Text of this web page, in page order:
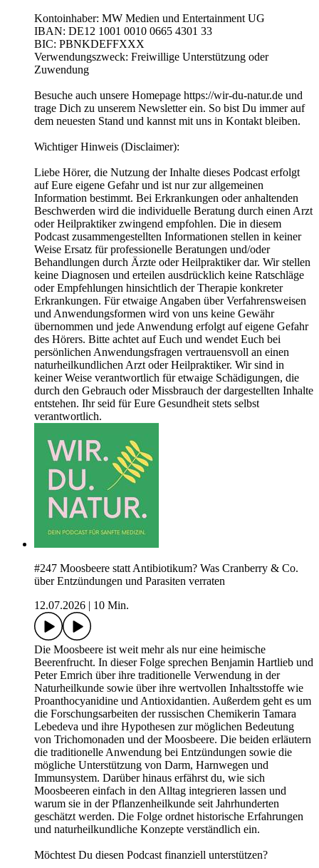
Kontoinhaber: MW Medien und Entertainment UG
IBAN: DE12 1001 0010 0665 4301 33
BIC: PBNKDEFFXXX
Verwendungszweck: Freiwillige Unterstützung oder
Zuwendung
Besuche auch unsere Homepage https://wir-du-natur.de und
trage Dich zu unserem Newsletter ein. So bist Du immer auf
dem neuesten Stand und kannst mit uns in Kontakt bleiben.
Wichtiger Hinweis (Disclaimer):
Liebe Hörer, die Nutzung der Inhalte dieses Podcast erfolgt
auf Eure eigene Gefahr und ist nur zur allgemeinen
Information bestimmt. Bei Erkrankungen oder anhaltenden
Beschwerden wird die individuelle Beratung durch einen Arzt
oder Heilpraktiker zwingend empfohlen. Die in diesem
Podcast zusammengestellten Informationen stellen in keiner
Weise Ersatz für professionelle Beratungen und/oder
Behandlungen durch Ärzte oder Heilpraktiker dar. Wir stellen
keine Diagnosen und erteilen ausdrücklich keine Ratschläge
oder Empfehlungen hinsichtlich der Therapie konkreter
Erkrankungen. Für etwaige Angaben über Verfahrensweisen
und Anwendungsformen wird von uns keine Gewähr
übernommen und jede Anwendung erfolgt auf eigene Gefahr
des Hörers. Bitte achtet auf Euch und wendet Euch bei
persönlichen Anwendungsfragen vertrauensvoll an einen
naturheilkundlichen Arzt oder Heilpraktiker. Wir sind in
keiner Weise verantwortlich für etwaige Schädigungen, die
durch den Gebrauch oder Missbrauch der dargestellten Inhalte
entstehen. Ihr seid für Eure Gesundheit stets selbst
verantwortlich.
#247 Moosbeere statt Antibiotikum? Was Cranberry & Co.
über Entzündungen und Parasiten verraten
12.07.2026
10 Min.
Die Moosbeere ist weit mehr als nur eine heimische
Beerenfrucht. In dieser Folge sprechen Benjamin Hartlieb und
Peter Emrich über ihre traditionelle Verwendung in der
Naturheilkunde sowie über ihre wertvollen Inhaltsstoffe wie
Proanthocyanidine und Antioxidantien. Außerdem geht es um
die Forschungsarbeiten der russischen Chemikerin Tamara
Lebedeva und ihre Hypothesen zur möglichen Bedeutung
von Trichomonaden und der Moosbeere. Die beiden erläutern
die traditionelle Anwendung bei Entzündungen sowie die
mögliche Unterstützung von Darm, Harnwegen und
Immunsystem. Darüber hinaus erfährst du, wie sich
Moosbeeren einfach in den Alltag integrieren lassen und
warum sie in der Pflanzenheilkunde seit Jahrhunderten
geschätzt werden. Die Folge ordnet historische Erfahrungen
und naturheilkundliche Konzepte verständlich ein.
Möchtest Du diesen Podcast finanziell unterstützen?